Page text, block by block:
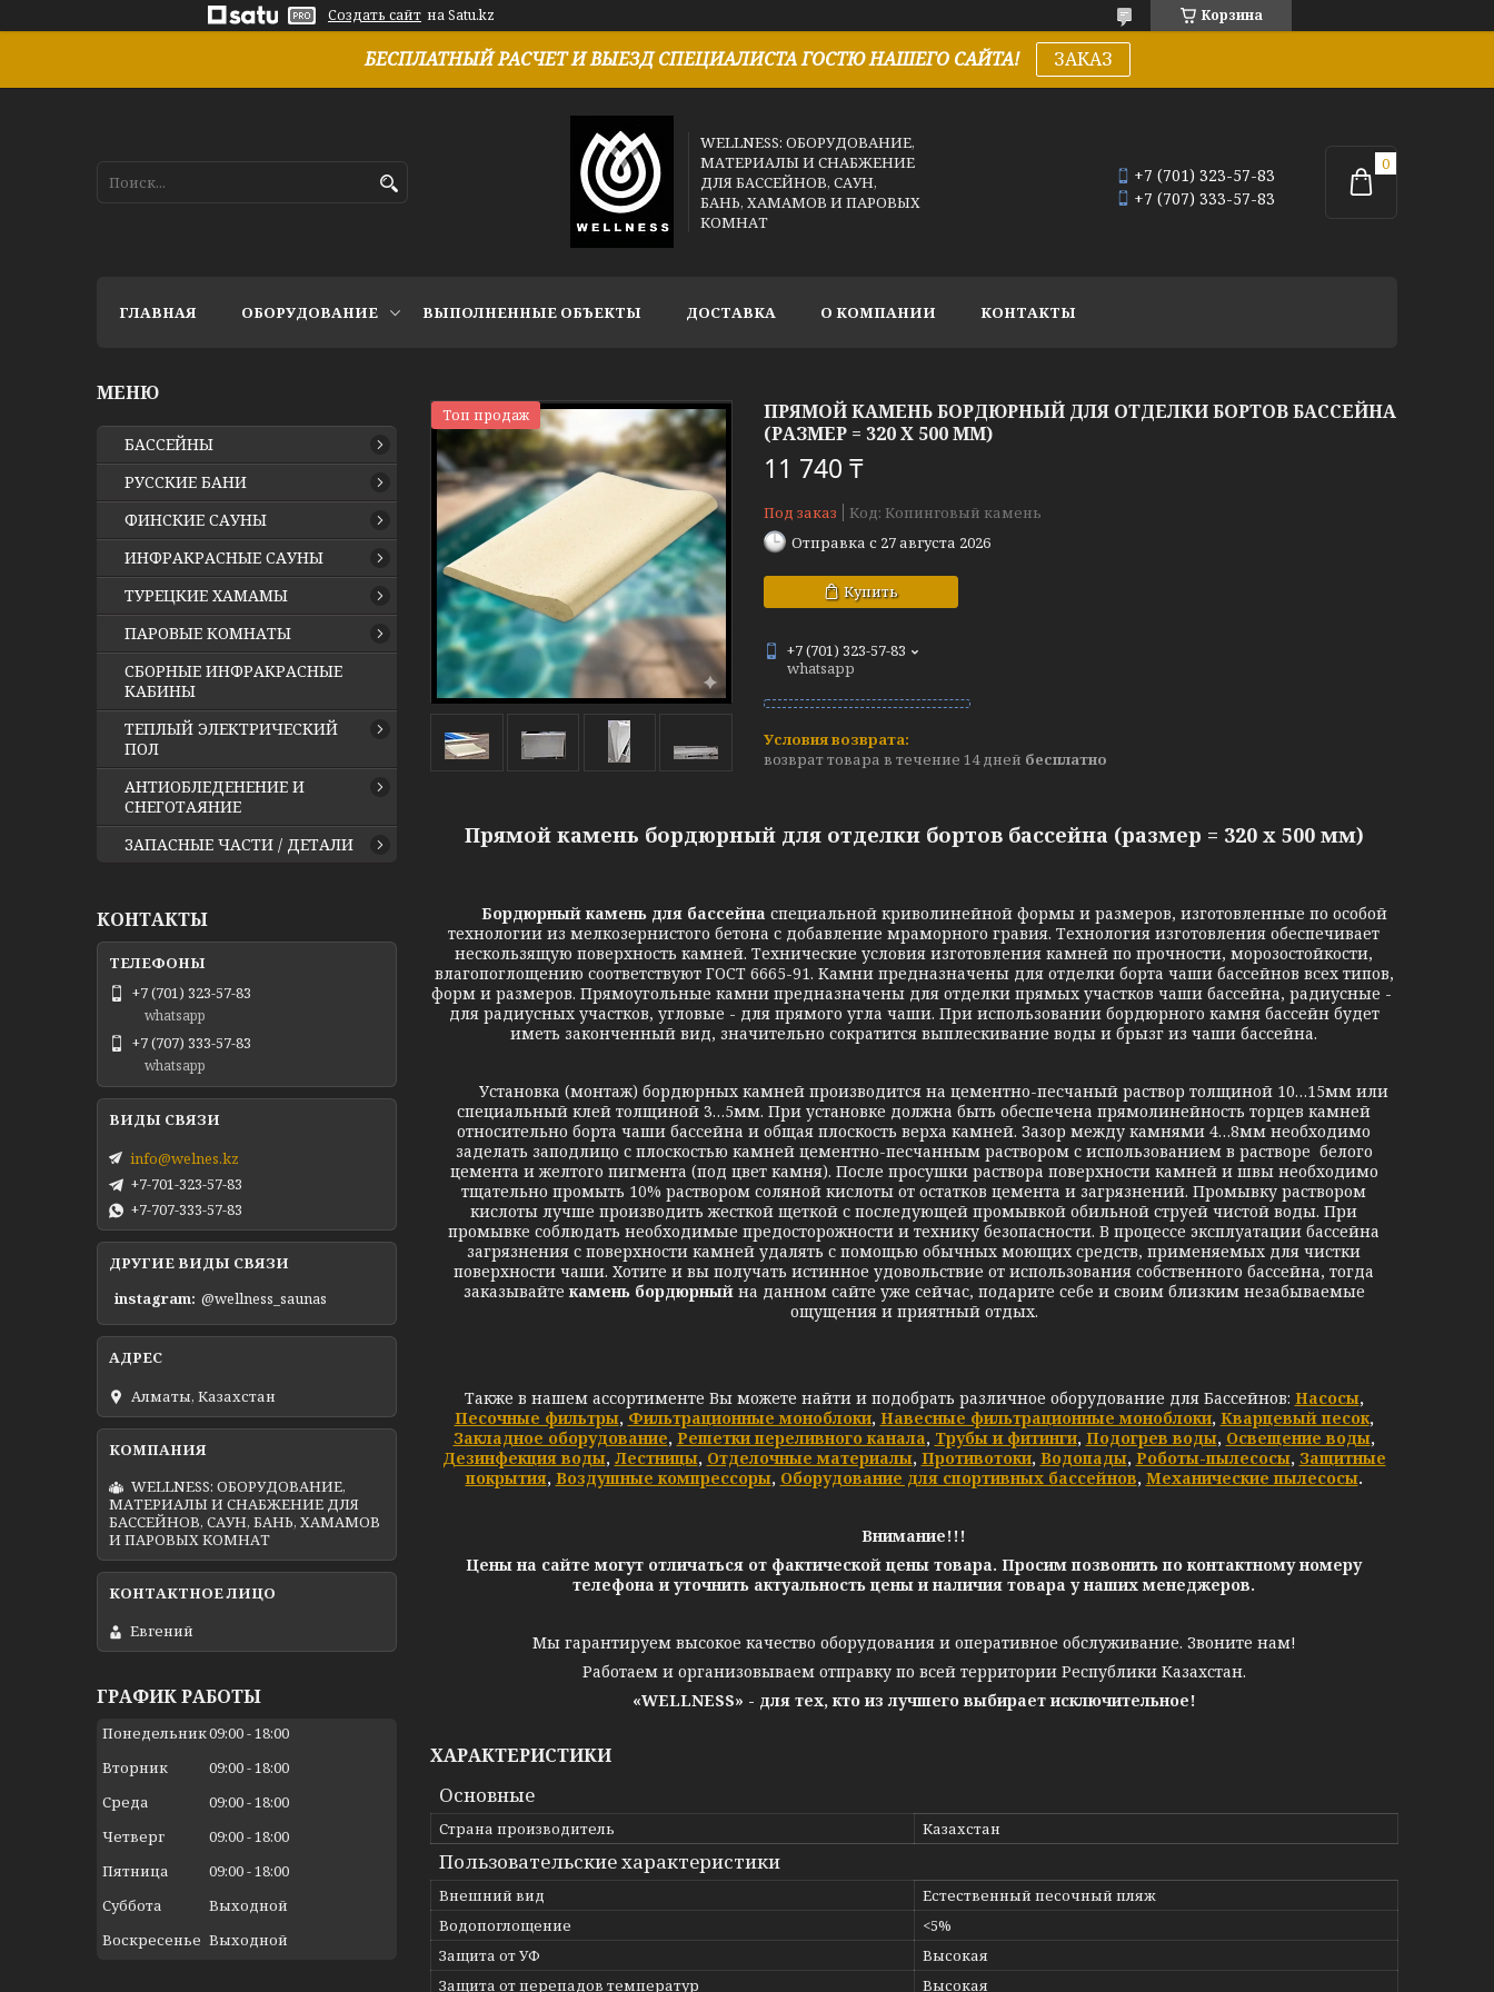
Создать сайт на Satu.kz Корзина
БЕСПЛАТНЫЙ РАСЧЕТ И ВЫЕЗД СПЕЦИАЛИСТА ГОСТЮ НАШЕГО САЙТА! ЗАКАЗ
WELLNESS: ОБОРУДОВАНИЕ,
МАТЕРИАЛЫ И СНАБЖЕНИЕ
ДЛЯ БАССЕЙНОВ, САУН,
БАНЬ, ХАМАМОВ И ПАРОВЫХ
КОМНАТ
+7 (701) 323-57-83
+7 (707) 333-57-83
ГЛАВНАЯ ОБОРУДОВАНИЕ ВЫПОЛНЕННЫЕ ОБЪЕКТЫ ДОСТАВКА О КОМПАНИИ КОНТАКТЫ
Топ продаж
ПРЯМОЙ КАМЕНЬ БОРДЮРНЫЙ ДЛЯ ОТДЕЛКИ БОРТОВ БАССЕЙНА
(РАЗМЕР = 320 X 500 ММ)
11 740 ₸
Под заказ Код: Копинговый камень
Отправка с 27 августа 2026
Купить
+7 (701) 323-57-83
whatsapp
возврат товара в течение 14 дней бесплатно
Прямой камень бордюрный для отделки бортов бассейна (размер = 320 x 500 мм)
Бордюрный камень для бассейна специальной криволинейной формы и размеров, изготовленные по особой
технологии из мелкозернистого бетона с добавление мраморного гравия. Технология изготовления обеспечивает
нескользящую поверхность камней. Технические условия изготовления камней по прочности, морозостойкости,
влагопоглощению соответствуют ГОСТ 6665-91. Камни предназначены для отделки борта чаши бассейнов всех типов,
форм и размеров. Прямоугольные камни предназначены для отделки прямых участков чаши бассейна, радиусные -
для радиусных участков, угловые - для прямого угла чаши. При использовании бордюрного камня бассейн будет
иметь законченный вид, значительно сократится выплескивание воды и брызг из чаши бассейна.
Установка (монтаж) бордюрных камней производится на цементно-песчаный раствор толщиной 10…15мм или
специальный клей толщиной 3…5мм. При установке должна быть обеспечена прямолинейность торцев камней
относительно борта чаши бассейна и общая плоскость верха камней. Зазор между камнями 4…8мм необходимо
заделать заподлицо с плоскостью камней цементно-песчанным раствором с использованием в растворе белого
цемента и желтого пигмента (под цвет камня). После просушки раствора поверхности камней и швы необходимо
тщательно промыть 10% раствором соляной кислоты от остатков цемента и загрязнений. Промывку раствором
кислоты лучше производить жесткой щеткой с последующей промывкой обильной струей чистой воды. При
промывке соблюдать необходимые предосторожности и технику безопасности. В процессе эксплуатации бассейна
загрязнения с поверхности камней удалять с помощью обычных моющих средств, применяемых для чистки
поверхности чаши. Хотите и вы получать истинное удовольствие от использования собственного бассейна, тогда
заказывайтекамень бордюрный на данном сайте уже сейчас, подарите себе и своим близким незабываемые
ощущения и приятный отдых.
Также в нашем ассортименте Вы можете найти и подобрать различное оборудование для Бассейнов: Насосы,
Песочные фильтры, Фильтрационные моноблоки, Навесные фильтрационные моноблоки, Кварцевый песок,
Закладное оборудование, Решетки переливного канала, Трубы и фитинги, Подогрев воды, Освещение воды,
Дезинфекция воды, Лестницы, Отделочные материалы, Противотоки, Водопады, Роботы-пылесосы, Защитные
покрытия, Воздушные компрессоры, Оборудование для спортивных бассейнов, Механические пылесосы.
Внимание!!!
Цены на сайте могут отличаться от фактической цены товара. Просим позвонить по контактному номеру
телефона и уточнить актуальность цены и наличия товара у наших менеджеров.
Мы гарантируем высокое качество оборудования и оперативное обслуживание. Звоните нам!
Работаем и организовываем отправку по всей территории Республики Казахстан.
«WELLNESS» - для тех, кто из лучшего выбирает исключительное!
ХАРАКТЕРИСТИКИ
Основные
Страна производитель Казахстан
Пользовательские характеристики
Внешний вид
Естественный песочный пляж
Водопоглощение
<5%
Защита от УФ
Высокая
Защита от перепадов температур
Высокая
БАССЕЙНЫ
РУССКИЕ БАНИ
ФИНСКИЕ САУНЫ
ИНФРАКРАСНЫЕ САУНЫ
ТУРЕЦКИЕ ХАМАМЫ
ПАРОВЫЕ КОМНАТЫ
СБОРНЫЕ ИНФРАКРАСНЫЕ
КАБИНЫ
ТЕПЛЫЙ ЭЛЕКТРИЧЕСКИЙ
ПОЛ
АНТИОБЛЕДЕНЕНИЕ И
СНЕГОТАЯНИЕ
ЗАПАСНЫЕ ЧАСТИ / ДЕТАЛИ
КОНТАКТЫ
+7 (701) 323-57-83
whatsapp
+7 (707) 333-57-83
whatsapp
info@welnes.kz
+7-701-323-57-83
+7-707-333-57-83
ДРУГИЕ ВИДЫ СВЯЗИ
instagram @wellness_saunas
Алматы, Казахстан
WELLNESS: ОБОРУДОВАНИЕ,
МАТЕРИАЛЫ И СНАБЖЕНИЕ ДЛЯ
БАССЕЙНОВ, САУН, БАНЬ, ХАМАМОВ
И ПАРОВЫХ КОМНАТ
Евгений
ГРАФИК РАБОТЫ
Понедельник09:00 18:00
Вторник
09:00 18:00
Среда
09:00 18:00
Четверг
09:00 18:00
Пятница
09:00 18:00
Суббота
Выходной
Воскресенье Выходной